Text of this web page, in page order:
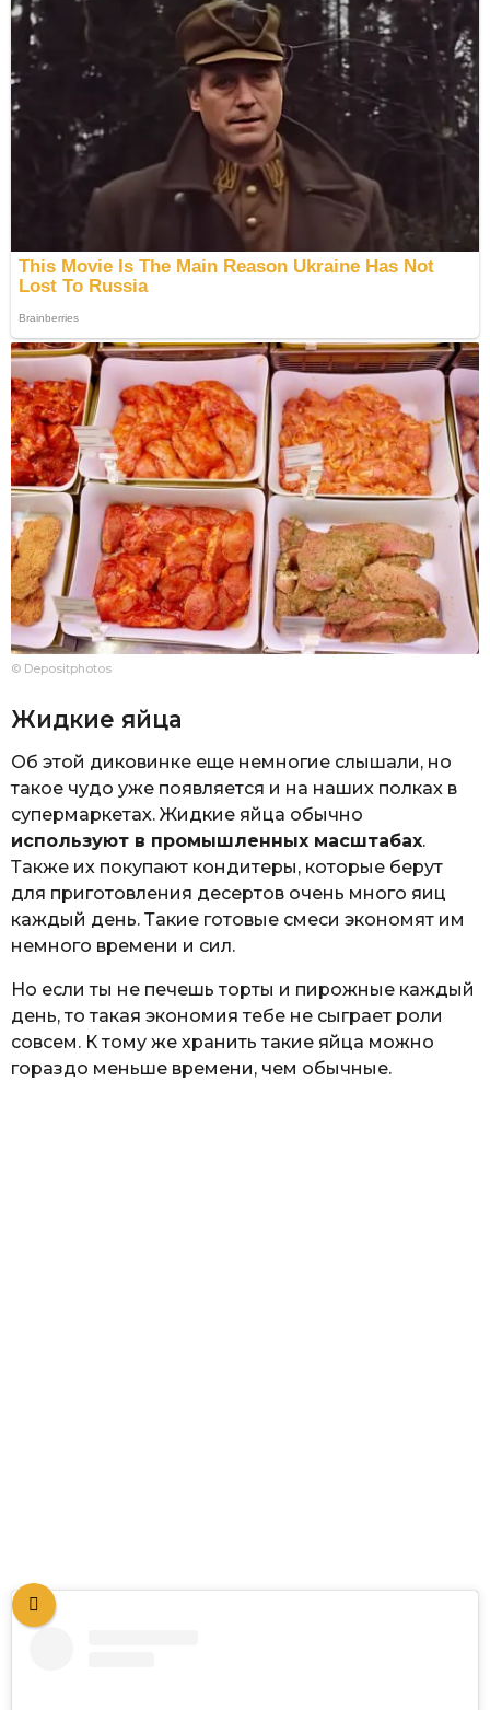
© Depositphotos
Жидкие яйца
Об этой диковинке еще немногие слышали, но
такое чудо уже появляется и на наших полках в
супермаркетах. Жидкие яйца обычно
используют в промышленных масштабах.
Также их покупают кондитеры, которые берут
для приготовления десертов очень много яиц
каждый день. Такие готовые смеси экономят им
немного времени и сил.
Но если ты не печешь торты и пирожные каждый
день, то такая экономия тебе не сыграет роли
совсем. К тому же хранить такие яйца можно
гораздо меньше времени, чем обычные.